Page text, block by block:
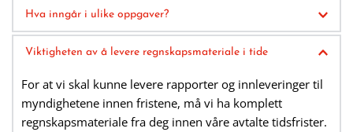
Våre priser er basert på medgått tid. Du blir fakturert for
det faktiske timeforbruket vi bruker på arbeidet med ditt
regnskap. Hvor mye tid vi bruker, vil blant annet
levert.
Hva inngår i ulike oppgaver?
Ordinær regnskapsføring
registrering i økonomisystemet, kontering, bokføring,
avstemming og løpende rapportering til offentlige
myndigheter.
Viktigheten av å levere regnskapsmateriale i tide
For at vi skal kunne levere rapporter og innleveringer til
myndighetene innen fristene, må vi ha komplett
regnskapsmateriale fra deg innen våre avtalte tidsfrister.